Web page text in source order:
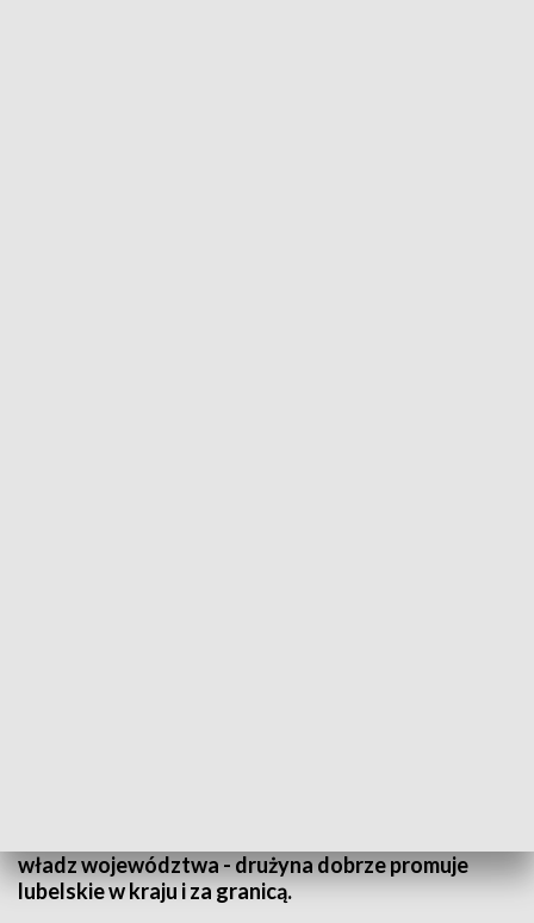
władz województwa - drużyna dobrze promuje
lubelskie w kraju i za granicą.